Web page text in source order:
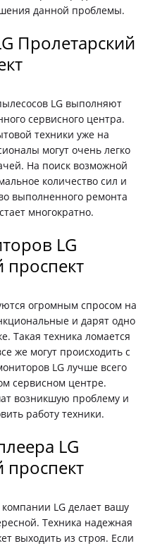
данной проблемы.
Пролетарский
LG выполняют
сервисного центра.
техники уже на
могут очень легко
На поиск возможной
количество сил и
выполненного ремонта
многократно.
LG
проспект
огромным спросом на
и дарят одно
Такая техника ломается
же могут происходить с
LG лучше всего
сервисном центре.
возникшую проблему и
работу техники.
LG
проспект
LG делает вашу
Техника надежная
выходить из строя. Если